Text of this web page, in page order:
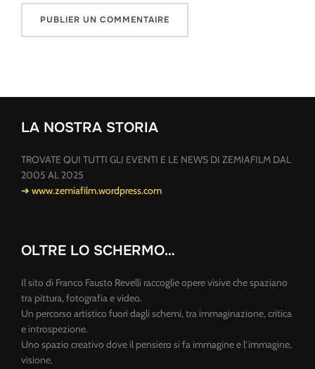
LA NOSTRA STORIA
TROVATE QUI TUTTI GLI EVENTI E LE NEWS DI ZEMIAFILM DAL
2005 AL 2025
➔ www.zemiafilm.wordpress.com
OLTRE LO SCHERMO…
Il sito di Franco Fausto Revelli raccoglie opere visive che spaziano
tra pittura, fotografia e video.
Un percorso artistico fuori dagli schemi, tra immaginazione, critica
e introspezione.
Uno spazio creativo dove il pensiero si fa immagine e l’immagine,
visione.